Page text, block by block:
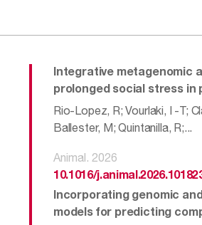
Integrative metagenomic
prolonged social stress in
Rio-Lopez, R; Vourlaki, I -T;
Ballester, M; Quintanilla, R;...
Animal. 2026
10.1016/
Incorporating genomic
models for predicting